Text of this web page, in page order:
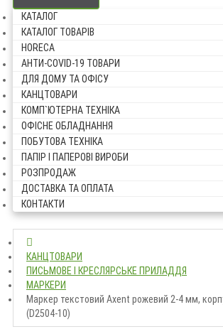
КАТАЛОГ
КАТАЛОГ ТОВАРІВ
HORECA
АНТИ-COVID-19 ТОВАРИ
ДЛЯ ДОМУ ТА ОФІСУ
КАНЦТОВАРИ
КОМП`ЮТЕРНА ТЕХНІКА
ОФІСНЕ ОБЛАДНАННЯ
ПОБУТОВА ТЕХНІКА
ПАПІР І ПАПЕРОВІ ВИРОБИ
РОЗПРОДАЖ
ДОСТАВКА ТА ОПЛАТА
КОНТАКТИ
КАНЦТОВАРИ
ПИСЬМОВЕ І КРЕСЛЯРСЬКЕ ПРИЛАДДЯ
МАРКЕРИ
Маркер текстовий Axent рожевий 2-4 мм,
(D2504-10)